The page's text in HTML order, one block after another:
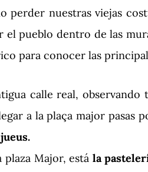
perder nuestras viejas
el pueblo dentro de las
para conocer las
calle real,
a la plaça major
plaza Major, está la